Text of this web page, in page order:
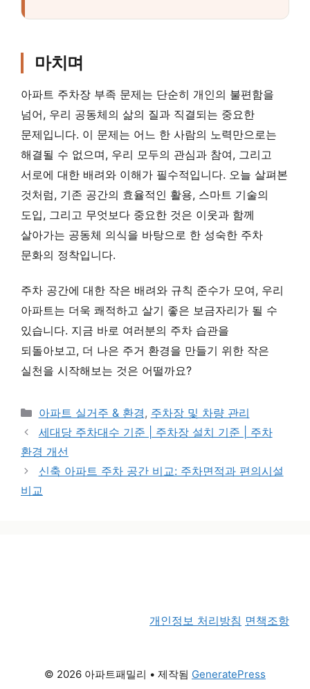
마치며
아파트 주차장 부족 문제는 단순히 개인의 불편함을
넘어, 우리 공동체의 삶의 질과 직결되는 중요한
문제입니다. 이 문제는 어느 한 사람의 노력만으로는
해결될 수 없으며, 우리 모두의 관심과 참여, 그리고
서로에 대한 배려와 이해가 필수적입니다. 오늘 살펴본
것처럼, 기존 공간의 효율적인 활용, 스마트 기술의
도입, 그리고 무엇보다 중요한 것은 이웃과 함께
살아가는 공동체 의식을 바탕으로 한 성숙한 주차
문화의 정착입니다.
주차 공간에 대한 작은 배려와 규칙 준수가 모여, 우리
아파트는 더욱 쾌적하고 살기 좋은 보금자리가 될 수
있습니다. 지금 바로 여러분의 주차 습관을
되돌아보고, 더 나은 주거 환경을 만들기 위한 작은
실천을 시작해보는 것은 어떨까요?
카테고리
아파트 실거주 & 환경, 주차장 및 차량 관리
세대당 주차대수 기준 | 주차장 설치 기준 | 주차
환경 개선
신축 아파트 주차 공간 비교: 주차면적과 편의시설
비교
개인정보 처리방침 면책조항
© 2026 아파트패밀리 • 제작됨 GeneratePress